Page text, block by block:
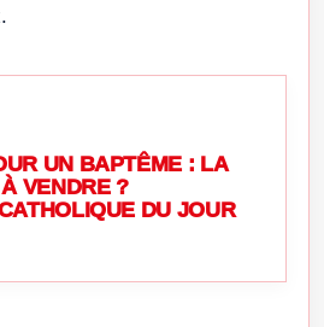
UN BAPTÊME : LA
VENDRE ?
DU JOUR